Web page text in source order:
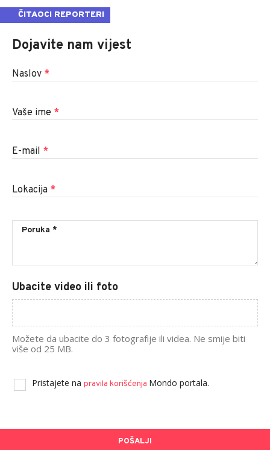
ČITAOCI REPORTERI
Dojavite nam vijest
Naslov *
Vaše ime *
E-mail *
Lokacija *
Ubacite video ili foto
Možete da ubacite do 3 fotografije ili videa. Ne smije biti
više od 25 MB.
Pristajete na pravila korišćenja Mondo portala.
POŠALJI